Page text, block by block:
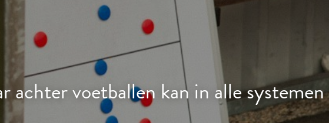
achter voetballen kan in alle systemen